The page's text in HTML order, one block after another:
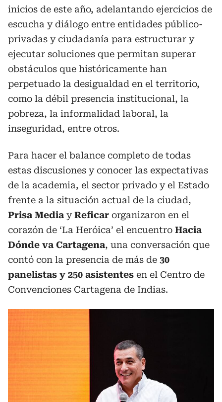
inicios de este año, adelantando ejercicios de
escucha y diálogo entre entidades público-
privadas y ciudadanía para estructurar y
ejecutar soluciones que permitan superar
obstáculos que históricamente han
perpetuado la desigualdad en el territorio,
como la débil presencia institucional, la
pobreza, la informalidad laboral, la
inseguridad, entre otros.
Para hacer el balance completo de todas
estas discusiones y conocer las expectativas
de la academia, el sector privado y el Estado
frente a la situación actual de la ciudad,
Prisa Media yReficar organizaron en el
corazón de ‘La Heróica’ el encuentro Hacia
Dónde va Cartagena, una conversación que
contó con la presencia de más de 30
panelistas y 250 asistentes en el Centro de
Convenciones Cartagena de Indias.